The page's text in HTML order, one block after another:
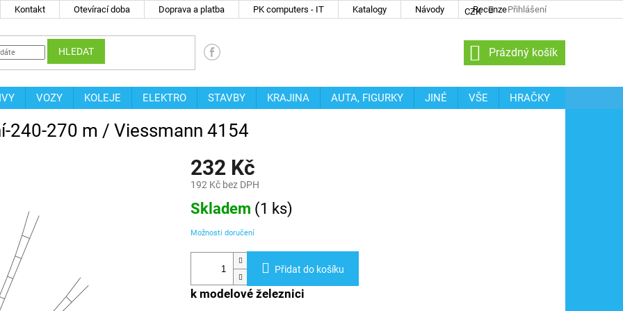
Kontakt Otevírací doba Doprava a platba PK computers - IT Katalogy Návody Recenze
CZK Přihlášení
HLEDAT
NÁKUPNÍ
KOŠÍK
Prázdný košík
VOZY KOLEJE ELEKTRO STAVBY KRAJINA AUTA, FIGURKY JINÉ VŠE
HRAČKY
240-270 m / Viessmann 4154
232 Kč
192 Kč bez DPH
Měrná
cena:
Skladem (1 ks)
Možnosti doručení
Přidat do košíku
k modelové železnici